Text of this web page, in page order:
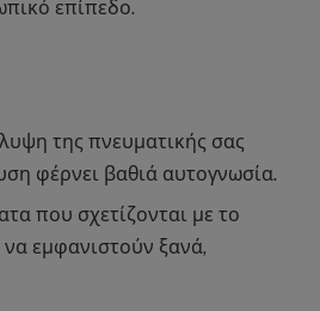
επίπεδο.
της πνευματικής σας
φέρνει βαθιά αυτογνωσία.
που σχετίζονται με το
εμφανιστούν ξανά,